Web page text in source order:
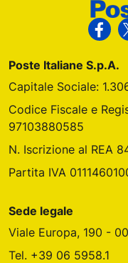
Poste Italiane S.p.A.
Capitale Sociale:
Codice Fiscale e
97103880585
N. Iscrizione al REA
Partita IVA
Sede legale
Viale Europa, 190 -
Tel. +39 06 5958.1